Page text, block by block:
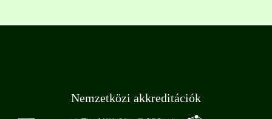
Nemzetközi akkreditációk